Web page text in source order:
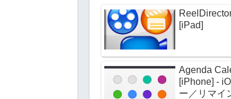
[iPad]
Agenda
[iPhone] -
ー／リマイ